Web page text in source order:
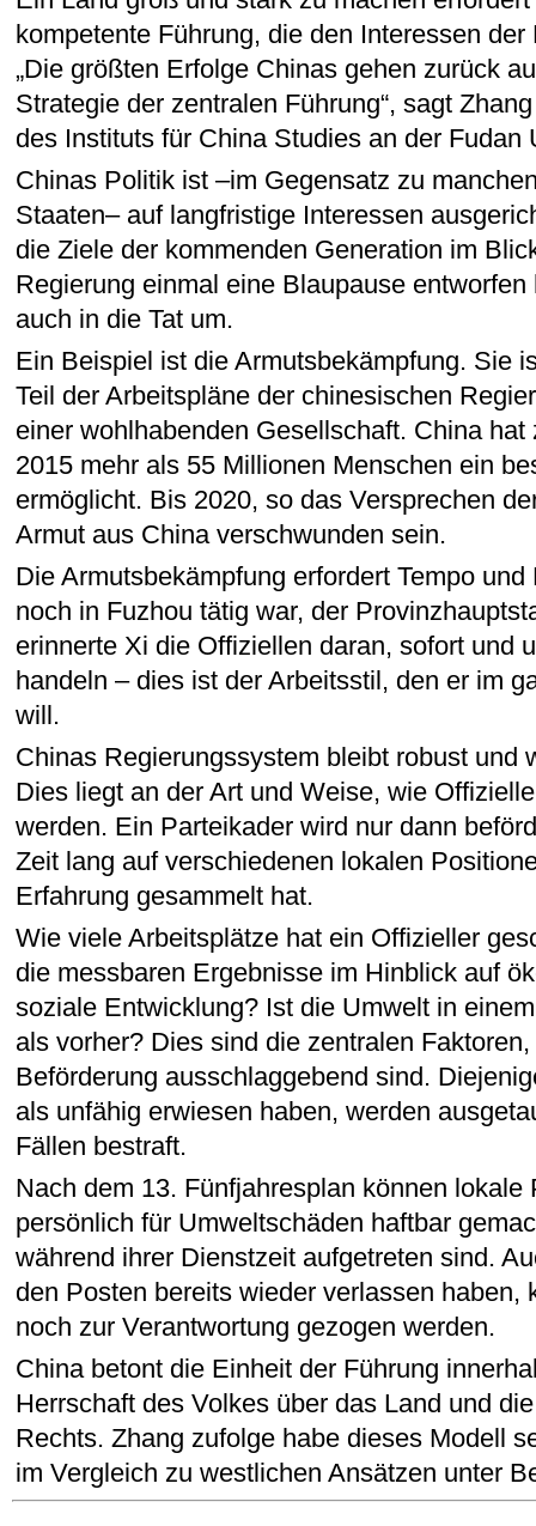
kompetente Führung, die den Interessen der
„Die größten Erfolge Chinas gehen zurück
Strategie der zentralen Führung“, sagt
des Instituts für China Studies an der Fudan
Chinas Politik ist –im Gegensatz zu
Staaten– auf langfristige Interessen
die Ziele der kommenden Generation im
Regierung einmal eine Blaupause
auch in die Tat um.
Ein Beispiel ist die Armutsbekämpfung. Sie
Teil der Arbeitspläne der chinesischen
einer wohlhabenden Gesellschaft. China
2015 mehr als 55 Millionen Menschen ein
ermöglicht. Bis 2020, so das Versprechen
Armut aus China verschwunden sein.
Die Armutsbekämpfung erfordert Tempo
noch in Fuzhou tätig war, der
erinnerte Xi die Offiziellen daran, sofort und
handeln – dies ist der Arbeitsstil, den er im
will.
Chinas Regierungssystem bleibt robust und
Dies liegt an der Art und Weise, wie
werden. Ein Parteikader wird nur dann
Zeit lang auf verschiedenen lokalen
Erfahrung gesammelt hat.
Wie viele Arbeitsplätze hat ein Offizieller
die messbaren Ergebnisse im Hinblick auf
soziale Entwicklung? Ist die Umwelt in
als vorher? Dies sind die zentralen
Beförderung ausschlaggebend sind.
als unfähig erwiesen haben, werden
Fällen bestraft.
Nach dem 13. Fünfjahresplan können lokale
persönlich für Umweltschäden haftbar
während ihrer Dienstzeit aufgetreten sind.
den Posten bereits wieder verlassen haben,
noch zur Verantwortung gezogen werden.
China betont die Einheit der Führung
Herrschaft des Volkes über das Land und
Rechts. Zhang zufolge habe dieses Modell
im Vergleich zu westlichen Ansätzen unter